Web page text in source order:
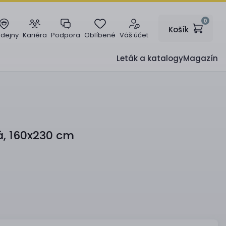
Kariéra Podpora Oblíbené Váš účet
Košík
0
Leták a katalogyMagazín
160x230 cm